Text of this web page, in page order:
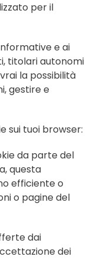
per il
e ai
titolari autonomi
la possibilità
gestire e
sui tuoi browser:
da parte del
questa
efficiente o
o pagine del
dai
dei